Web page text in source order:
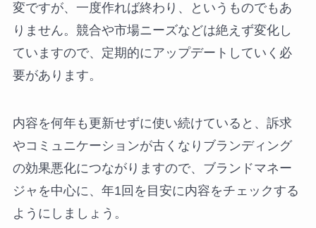
変ですが、一度作れば終わり、というものでもあ
りません。競合や市場ニーズなどは絶えず変化し
ていますので、定期的にアップデートしていく必
要があります。
内容を何年も更新せずに使い続けていると、訴求
やコミュニケーションが古くなりブランディング
の効果悪化につながりますので、ブランドマネー
ジャを中心に、年1回を目安に内容をチェックする
ようにしましょう。